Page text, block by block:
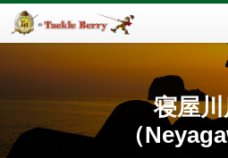
寝屋
（